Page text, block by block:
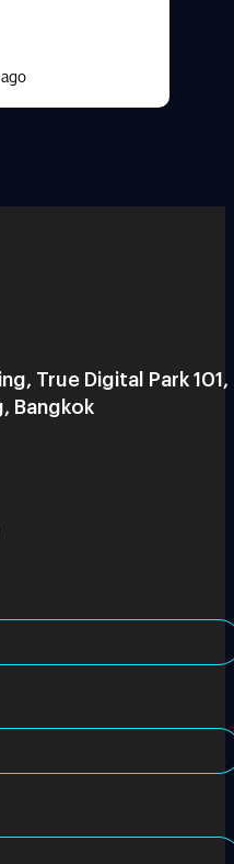
True Digital Park 101,
Bangkok